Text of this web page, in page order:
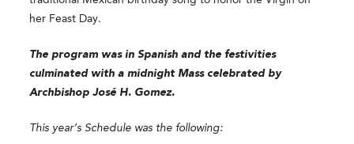
her Feast Day.
The program was in Spanish and the festivities
culminated with a midnight Mass celebrated by
Archbishop José H. Gomez.
This year’s Schedule was the following: